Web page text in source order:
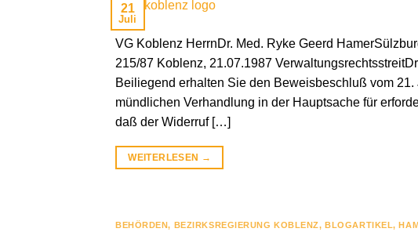
21
Juli
VG Koblenz HerrnDr. Med. Ryke Geerd
215/87 Koblenz, 21.07.1987
Beiliegend erhalten Sie den Beweisbeschluß vom
mündlichen Verhandlung in der Hauptsache für
daß der Widerruf […]
WEITERLESEN →
BEHÖRDEN, BEZIRKSREGIERUNG KOBLENZ, BLOGARTIKEL,